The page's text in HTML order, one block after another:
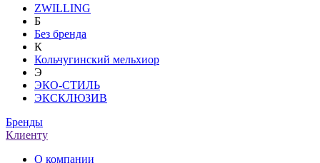
ZWILLING
Б
Без бренда
К
Кольчугинский мельхиор
Э
ЭКО-СТИЛЬ
ЭКСКЛЮЗИВ
Бренды
Клиенту
О компании